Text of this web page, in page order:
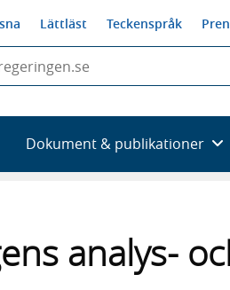
Lättläst Teckenspråk
Dokument & publikationer
analys-